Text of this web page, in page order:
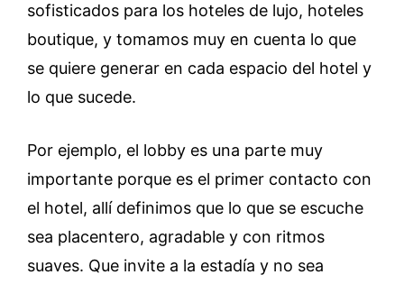
sofisticados para los hoteles de lujo, hoteles
boutique, y tomamos muy en cuenta lo que
se quiere generar en cada espacio del hotel y
lo que sucede.
Por ejemplo, el lobby es una parte muy
importante porque es el primer contacto con
el hotel, allí definimos que lo que se escuche
sea placentero, agradable y con ritmos
suaves. Que invite a la estadía y no sea